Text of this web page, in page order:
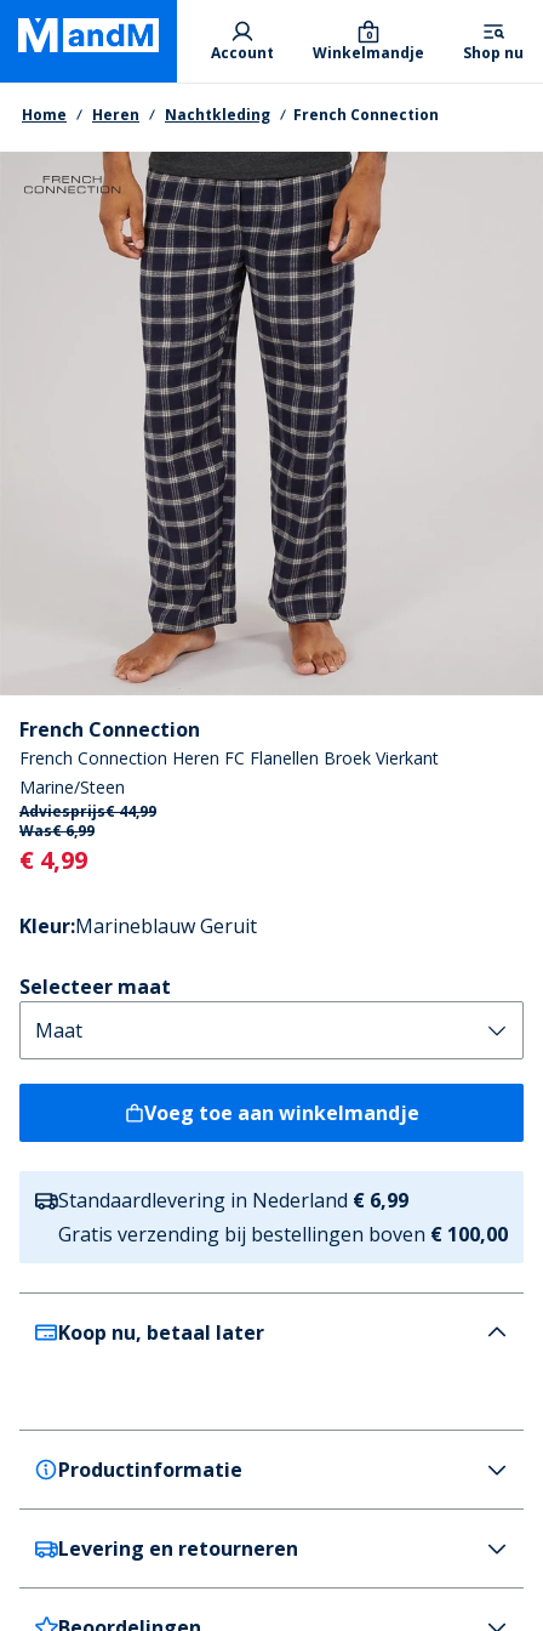
Skip
main
content
Primary departments
Account Winkelmandje
0
Shop nu
Kruimelpad
Home Heren Nachtkleding French Connection
French Connection
French Connection Heren FC Flanellen Broek Vierkant
Marine/Steen
Adviesprijs€ 44,99
Was€ 6,99
Current
€ 4,99
Kleur:Marineblauw Geruit
Selecteer maat
Voeg toe aan winkelmandje
Standaardlevering in Nederland € 6,99
Gratis verzending bij bestellingen boven € 100,00
Koop nu, betaal later
Productinformatie
French Connection
French Connection Heren FC Flanellen Broek
Vierkant Marine/Steen
Levering en retourneren